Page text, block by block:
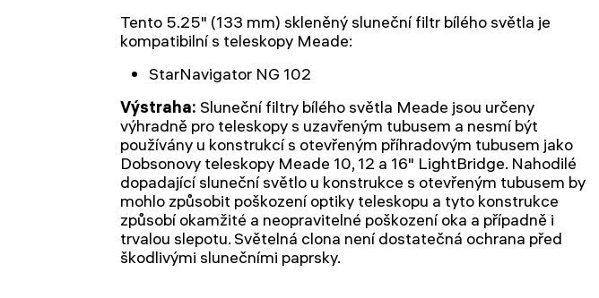
Tento 5.25" (133 mm) skleněný sluneční filtr bílého světla je
kompatibilní s teleskopy Meade:
StarNavigator NG 102
Výstraha: Sluneční filtry bílého světla Meade jsou určeny
výhradně pro teleskopy s uzavřeným tubusem a nesmí být
používány u konstrukcí s otevřeným příhradovým tubusem jako
Dobsonovy teleskopy Meade 10, 12 a 16" LightBridge. Nahodilé
dopadající sluneční světlo u konstrukce s otevřeným tubusem by
mohlo způsobit poškození optiky teleskopu a tyto konstrukce
způsobí okamžité a neopravitelné poškození oka a případně i
trvalou slepotu. Světelná clona není dostatečná ochrana před
škodlivými slunečními paprsky.